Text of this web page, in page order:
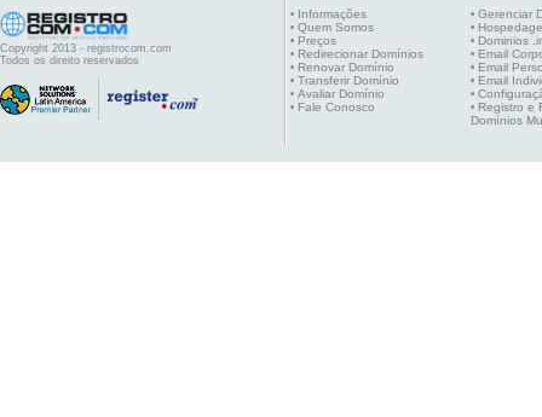
Copyright 2013 - registrocom.com
Todos os direito reservados
• Informações
• Quem Somos
• Preços
• Redirecionar Domínios
• Renovar Domínio
• Transferir Domínio
• Avaliar Domínio
• Fale Conosco
• Gerenciar
•
• Dominios
• Email
• Email
• Email
•
• Registro e
Domínios